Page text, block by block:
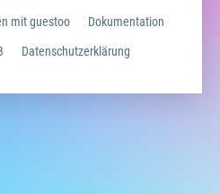
mit guestoo Dokumentation
Datenschutzerklärung